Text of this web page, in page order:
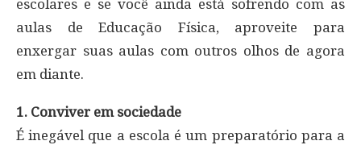
escolares e se você ainda está sofrendo com as
aulas de Educação Física, aproveite para
enxergar suas aulas com outros olhos de agora
em diante.
1. Conviver em sociedade
É inegável que a escola é um preparatório para a